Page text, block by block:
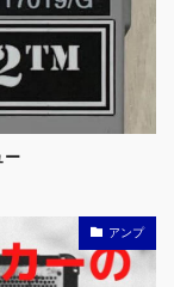
ー
アンプ